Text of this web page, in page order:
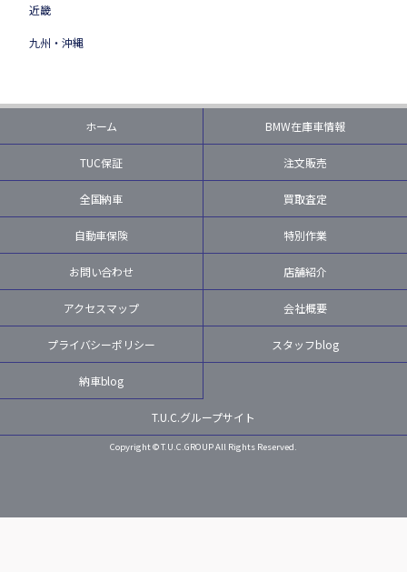
近畿
九州・沖縄
ホーム BMW在庫車情報
TUC保証 注文販売
全国納車 買取査定
自動車保険 特別作業
お問い合わせ 店舗紹介
アクセスマップ 会社概要
プライバシーポリシー スタッフblog
納車blog
T.U.C.グループサイト
Copyright © T.U.C.GROUP All Rights Reserved.